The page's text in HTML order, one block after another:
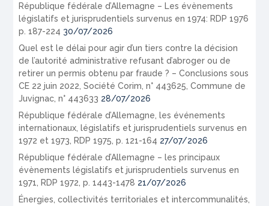
République fédérale d’Allemagne – Les évènements
législatifs et jurisprudentiels survenus en 1974: RDP 1976
p. 187-224 30/07/2026
Quel est le délai pour agir d’un tiers contre la décision
de l’autorité administrative refusant d’abroger ou de
retirer un permis obtenu par fraude ? – Conclusions sous
CE 22 juin 2022, Société Corim, n° 443625, Commune de
Juvignac, n° 443633 28/07/2026
République fédérale d’Allemagne, les événements
internationaux, législatifs et jurisprudentiels survenus en
1972 et 1973, RDP 1975, p. 121-164 27/07/2026
République fédérale d’Allemagne – les principaux
évènements législatifs et jurisprudentiels survenus en
1971, RDP 1972, p. 1443-1478 21/07/2026
Énergies, collectivités territoriales et intercommunalités,